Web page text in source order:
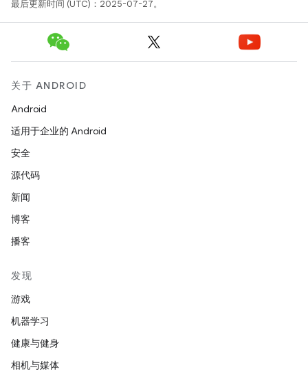
最后更新时间 (UTC)：2025-07-27。
关于 ANDROID
Android
适用于企业的 Android
安全
源代码
新闻
博客
播客
发现
游戏
机器学习
健康与健身
相机与媒体